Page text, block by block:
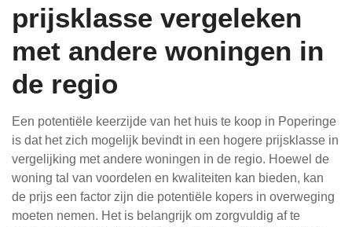
prijsklasse vergeleken
met andere woningen in
de regio
Een potentiële keerzijde van het huis te koop in Poperinge
is dat het zich mogelijk bevindt in een hogere prijsklasse in
vergelijking met andere woningen in de regio. Hoewel de
woning tal van voordelen en kwaliteiten kan bieden, kan
de prijs een factor zijn die potentiële kopers in overweging
moeten nemen. Het is belangrijk om zorgvuldig af te